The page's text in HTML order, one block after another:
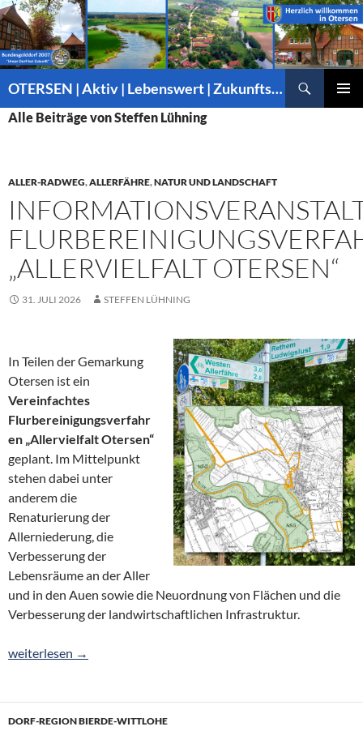
OTERSEN | Aktiv | Lebenswert | Zukunftsorientiert – mitten in Niedersachsen
INHALT
Alle Beiträge von Steffen Lühning
ALLER-RADWEG,ALLERFÄHRE,NATUR UND LANDSCHAFT
„ALLERVIELFALT OTERSEN“
31. JULI 2026 STEFFEN LÜHNING
In Teilen der Gemarkung
Otersen ist ein
Vereinfachtes
Flurbereinigungsverfahr
en „Allervielfalt Otersen“
geplant. Im Mittelpunkt
stehen dabei unter
anderem die
Renaturierung der
Allerniederung, die
Verbesserung der
Lebensräume an der Aller
und in den Auen sowie die Neuordnung von Flächen und die
Verbesserung der landwirtschaftlichen Infrastruktur.
Informationsveranstaltung Flurbereinigungsverfahren
weiterlesen →
DORF-REGION BIERDE-WITTLOHE